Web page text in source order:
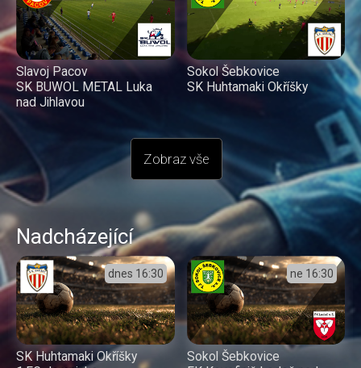
Slavoj Pacov
SK BUWOL METAL Luka
nad Jihlavou
Sokol Šebkovice
SK Huhtamaki Okříšky
Zobraz vše
Nadcházející
dnes 16:30
SK Huhtamaki Okříšky
ne 16:30
Sokol Šebkovice